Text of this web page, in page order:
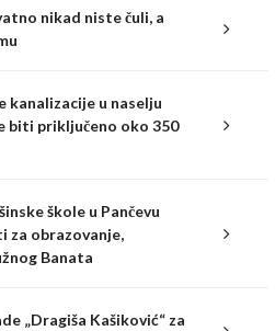
nikad niste čuli, a
kanalizacije u naselju
biti priključeno oko 350
škole u Pančevu
za obrazovanje,
Banata
„Dragiša Kašiković“ za